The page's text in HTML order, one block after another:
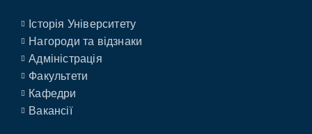
Історія Університету
Нагороди та відзнаки
Адміністрація
Факультети
Кафедри
Вакансії